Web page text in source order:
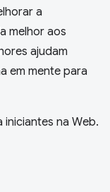
a
melhor aos
ajudam
em mente para
na Web.